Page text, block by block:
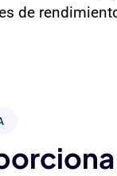
de